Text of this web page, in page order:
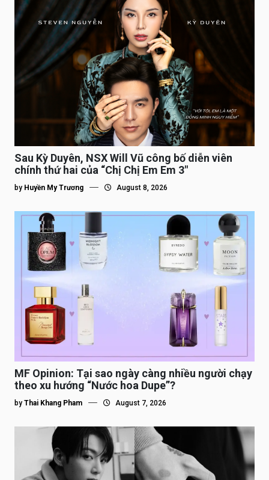
Sau Kỳ Duyên, NSX Will Vũ công bố diễn viên
chính thứ hai của “Chị Chị Em Em 3″
by Huyền My Trương August 8, 2026
MF Opinion: Tại sao ngày càng nhiều người chạy
theo xu hướng “Nước hoa Dupe”?
by Thai Khang Pham August 7, 2026